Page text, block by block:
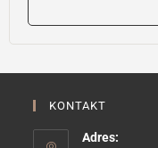
KONTAKT
Adres: